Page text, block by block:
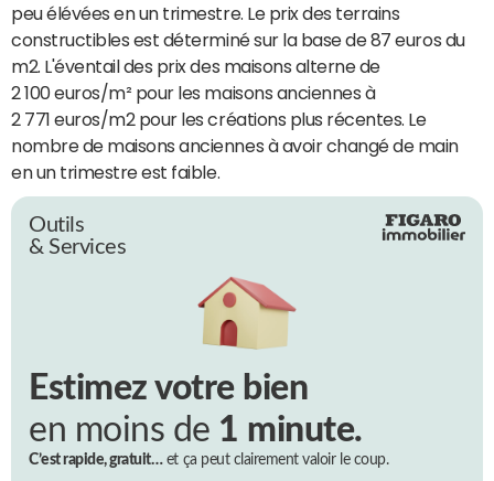
peu élévées en un trimestre. Le prix des terrains
constructibles est déterminé sur la base de 87 euros du
m2. L'éventail des prix des maisons alterne de
2 100 euros/m² pour les maisons anciennes à
2 771 euros/m2 pour les créations plus récentes. Le
nombre de maisons anciennes à avoir changé de main
en un trimestre est faible.
Outils
& Services
Estimez votre bien
en moins de 1 minute.
C’est rapide, gratuit…et ça peut clairement valoir le coup.